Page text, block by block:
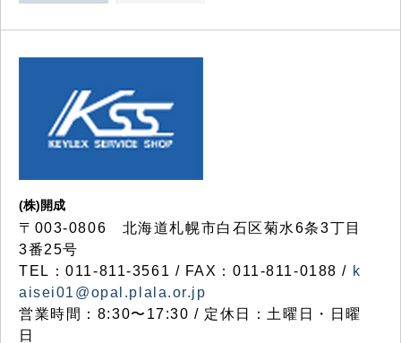
(株)開成
〒003-0806 北海道札幌市白石区菊水6条3丁目
3番25号
TEL：011-811-3561 / FAX：011-811-0188 / k
aisei01@opal.plala.or.jp
営業時間：8:30〜17:30 / 定休日：土曜日・日曜
日